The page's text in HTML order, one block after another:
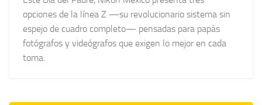
opciones de la línea Z —su revolucionario sistema sin
espejo de cuadro completo— pensadas para papás
fotógrafos y videógrafos que exigen lo mejor en cada
toma.